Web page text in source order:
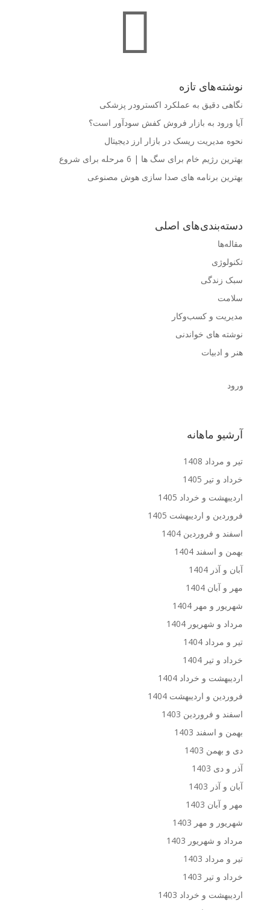

نوشته‌های تازه
نگاهی دقیق به عملکرد اکسترودر پزشکی
آیا ورود به بازار فروش کفش سودآور است؟
نحوه مدیریت ریسک در بازار ارز دیجیتال
بهترین رژیم خام برای سگ ها | 6 مرحله برای شروع
بهترین برنامه های صدا سازی هوش مصنوعی
دسته‌بندی‌های اصلی
مقاله‌ها
تکنولوژی
سبک زندگی
سلامت
مدیریت و کسب‌وکار
نوشته های خواندنی
هنر و ادبیات
ورود
آرشیو ماهانه
تیر و مرداد 1408
خرداد و تیر 1405
اردیبهشت و خرداد 1405
فروردین و اردیبهشت 1405
اسفند و فروردین 1404
بهمن و اسفند 1404
آبان و آذر 1404
مهر و آبان 1404
شهریور و مهر 1404
مرداد و شهریور 1404
تیر و مرداد 1404
خرداد و تیر 1404
اردیبهشت و خرداد 1404
فروردین و اردیبهشت 1404
اسفند و فروردین 1403
بهمن و اسفند 1403
دی و بهمن 1403
آذر و دی 1403
آبان و آذر 1403
مهر و آبان 1403
شهریور و مهر 1403
مرداد و شهریور 1403
تیر و مرداد 1403
خرداد و تیر 1403
اردیبهشت و خرداد 1403